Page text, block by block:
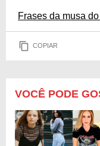
Frases da musa
COPIAR
VOCÊ PODE